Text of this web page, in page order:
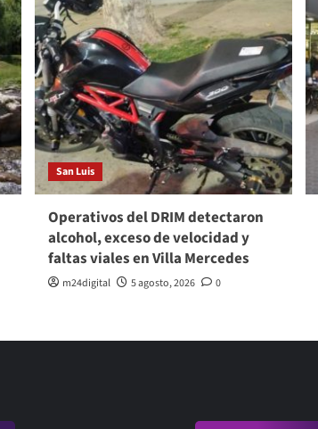
San Luis
Operativos del DRIM detectaron
alcohol, exceso de velocidad y
faltas viales en Villa Mercedes
m24digital 5 agosto, 2026 0